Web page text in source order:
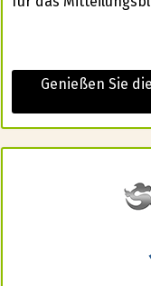
Genießen Sie